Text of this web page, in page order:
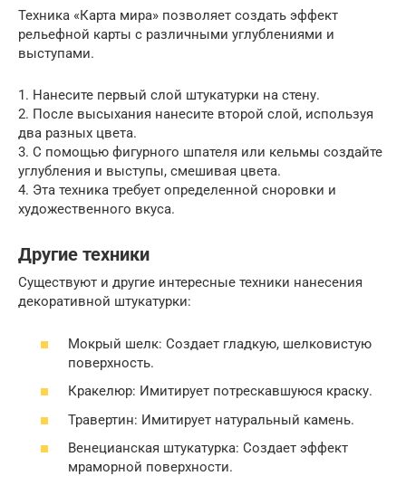
Техника «Карта мира» позволяет создать эффект
рельефной карты с различными углублениями и
выступами.
1. Нанесите первый слой штукатурки на стену.
2. После высыхания нанесите второй слой, используя
два разных цвета.
3. С помощью фигурного шпателя или кельмы создайте
углубления и выступы, смешивая цвета.
4. Эта техника требует определенной сноровки и
художественного вкуса.
Другие техники
Существуют и другие интересные техники нанесения
декоративной штукатурки:
Мокрый шелк: Создает гладкую, шелковистую
поверхность.
Кракелюр: Имитирует потрескавшуюся краску.
Травертин: Имитирует натуральный камень.
Венецианская штукатурка: Создает эффект
мраморной поверхности.